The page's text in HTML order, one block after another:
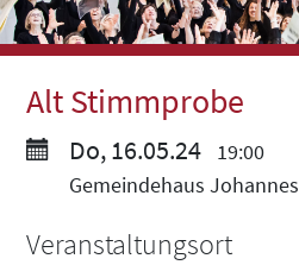
Alt Stimmprobe
Do, 16.05.24
19:00
Gemeindehaus Johannes
Veranstaltungsort